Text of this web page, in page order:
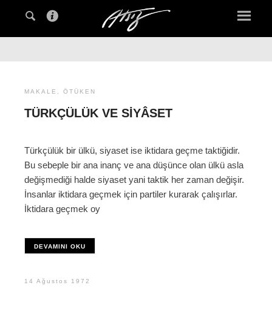
MAKALE , ÖTÜKEN
TÜRKÇÜLÜK VE SIYÂSET
Türkçülük bir ülkü, siyaset ise iktidara geçme taktiğidir.
Bu sebeple bir ana inanç ve ana düşünce olan ülkü asla
değişmediği halde siyaset yani taktik her zaman değişir.
İnsanlar iktidara geçmek için partiler kurarak çalışırlar.
İktidara geçmek oy
DEVAMINI OKU
14 Ağustos 1972